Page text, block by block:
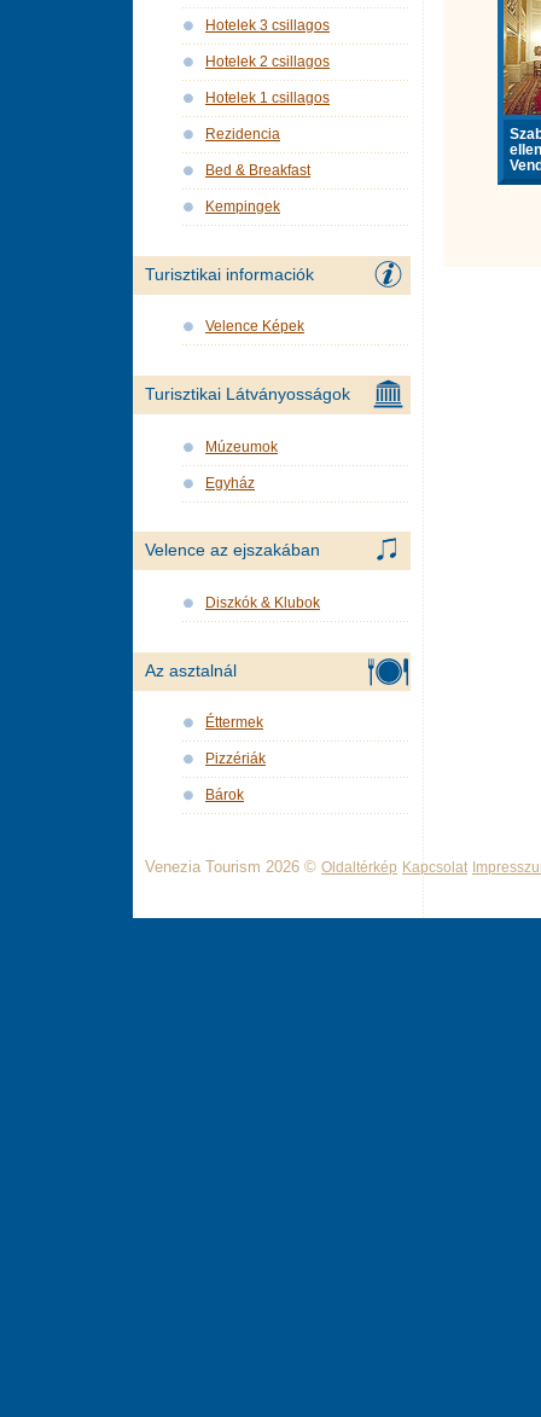
Hotelek 3 csillagos
Hotelek 2 csillagos
Hotelek 1 csillagos
Rezidencia
Bed & Breakfast
Kempingek
Turisztikai informaciók
Velence Képek
Turisztikai Látványosságok
Múzeumok
Egyház
Velence az ejszakában
Diszkók & Klubok
Az asztalnál
Éttermek
Pizzériák
Bárok
Venezia Tourism 2026 © Oldaltérkép Kapcsolat